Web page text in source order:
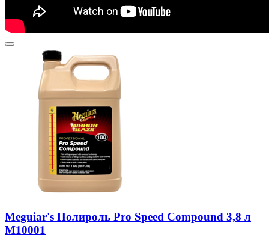
Meguiar's Полироль Pro Speed Compound 3,8 л
M10001